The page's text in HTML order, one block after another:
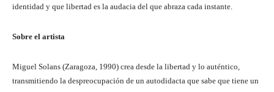
identidad y que libertad es la audacia del que abraza cada instante.
Sobre el artista
Miguel Solans (Zaragoza, 1990) crea desde la libertad y lo auténtico,
transmitiendo la despreocupación de un autodidacta que sabe que tiene un